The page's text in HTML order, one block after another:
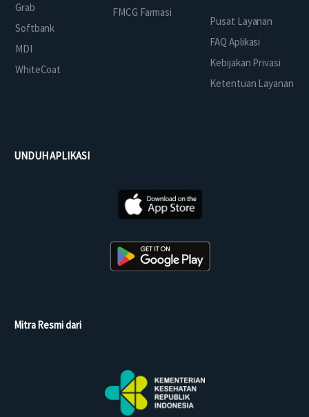
Grab
Softbank
MDI
WhiteCoat
FMCG Farmasi
Pusat Layanan
FAQ Aplikasi
Kebijakan Privasi
Ketentuan Layanan
UNDUH APLIKASI
Mitra Resmi dari